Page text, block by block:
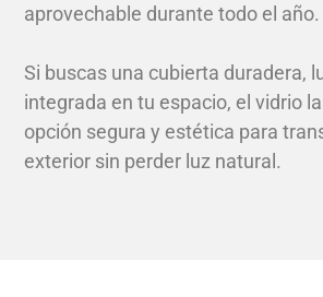
aprovechable durante todo el año.
Si buscas una cubierta duradera,
integrada en tu espacio, el vidrio
opción segura y estética para
exterior sin perder luz natural.